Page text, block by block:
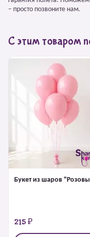
– просто позвоните нам.
С этим товаром
Букет из шаров
215 ₽